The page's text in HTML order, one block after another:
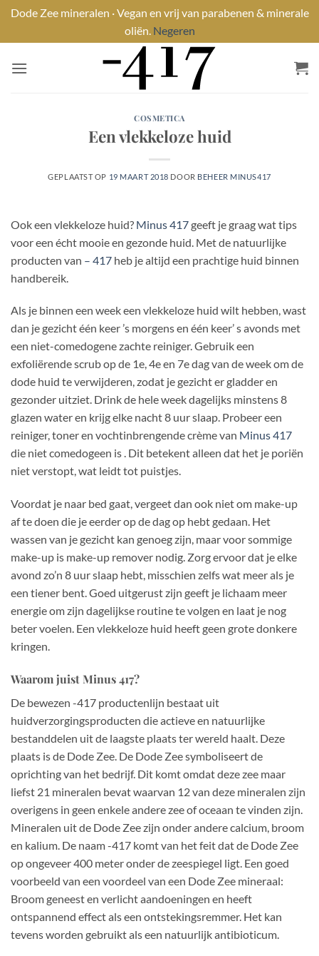
Dode Zee mineralen · Vegan en vrij van parabenen & minerale
oliën. Negeren
naar
COSMETICA
Een vlekkeloze huid
GEPLAATST OP 19 MAART 2018 DOOR BEHEER MINUS417
Ook een vlekkeloze huid? Minus 417geeft je graag wat tips
voor een écht mooie en gezonde huid. Met de natuurlijke
producten van – 417 heb je altijd een prachtige huid binnen
handbereik.
Als je binnen een week een vlekkeloze huid wilt hebben, wast
dan je gezicht één keer ’s morgens en één keer’ s avonds met
een niet-comedogene zachte reiniger. Gebruik een
exfoliërende scrub op de 1e, 4e en 7e dag van de week om de
dode huid te verwijderen, zodat je gezicht er gladder en
gezonder uitziet. Drink de hele week dagelijks minstens 8
glazen water en krijg elke nacht 8 uur slaap. Probeer een
reiniger, toner en vochtinbrengende crème van Minus 417
die niet comedogeen is . Dit betekent alleen dat het je poriën
niet verstopt, wat leidt tot puistjes.
Voordat je naar bed gaat, vergeet dan ook niet om make-up
af te doen die je eerder op de dag op hebt gedaan. Het
wassen van je gezicht kan genoeg zijn, maar voor sommige
make-up is make-up remover nodig. Zorg ervoor dat je elke
avond zo’n 8 uur slaap hebt, misschien zelfs wat meer als je
een tiener bent. Goed uitgerust zijn geeft je lichaam meer
energie om zijn dagelijkse routine te volgen en laat je nog
beter voelen. Een vlekkeloze huid heeft geen grote donkere
kringen.
Waarom juist Minus 417?
De bewezen -417 productenlijn bestaat uit
huidverzorgingsproducten die actieve en natuurlijke
bestanddelen uit de laagste plaats ter wereld haalt. Deze
plaats is de Dode Zee. De Dode Zee symboliseert de
oprichting van het bedrijf. Dit komt omdat deze zee maar
liefst 21 mineralen bevat waarvan 12 van deze mineralen zijn
overigens in geen enkele andere zee of oceaan te vinden zijn.
Mineralen uit de Dode Zee zijn onder andere calcium, broom
en kalium. De naam -417 komt van het feit dat de Dode Zee
op ongeveer 400 meter onder de zeespiegel ligt. Een goed
voorbeeld van een voordeel van een Dode Zee mineraal:
Broom geneest en verlicht aandoeningen en heeft
ontspannend effect als een ontstekingsremmer. Het kan
tevens worden gebruikt als een natuurlijk antibioticum.